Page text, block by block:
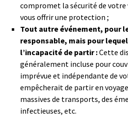
compromet la sécurité de votre
vous offrir une protection ;
Tout autre événement, pour
responsable, mais pour
l’incapacité de partir :Cette
généralement incluse pour
imprévue et indépendante de
empêcherait de partir en
massives de transports, des
infectieuses, etc.